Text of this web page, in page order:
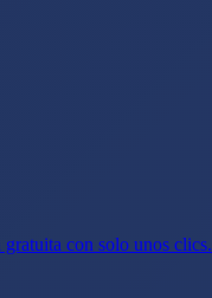
con solo unos clics.